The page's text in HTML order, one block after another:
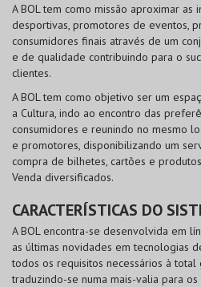
A BOL tem como missão aproximar as
desportivas, promotores de eventos,
consumidores finais através de um
e de qualidade contribuindo para o
clientes.
A BOL tem como objetivo ser um
a Cultura, indo ao encontro das
consumidores e reunindo no mesmo
e promotores, disponibilizando um
compra de bilhetes, cartões e
Venda diversificados.
CARACTERÍSTICAS DO
A BOL encontra-se desenvolvida em
as últimas novidades em tecnologias
todos os requisitos necessários à
traduzindo-se numa mais-valia para os